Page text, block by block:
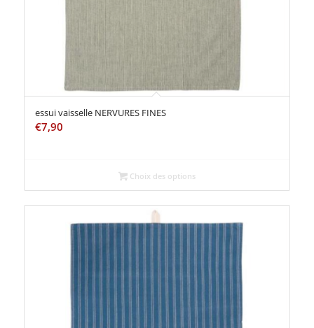
essui vaisselle NERVURES FINES
€7,90
Choix des options